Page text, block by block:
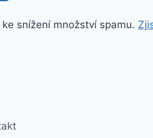
snížení množství spamu.